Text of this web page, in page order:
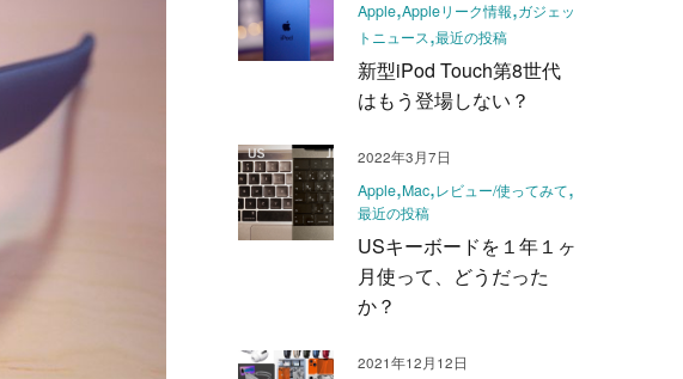
Apple Appleリーク情報 ガジェッ
トニュース 最近の投稿
新型iPod Touch第8世代
はもう登場しない？
Apple Mac レビュー/使ってみて
最近の投稿
USキーボードを１年１ヶ
月使って、どうだった
か？
2022年3月7日
2021年12月12日